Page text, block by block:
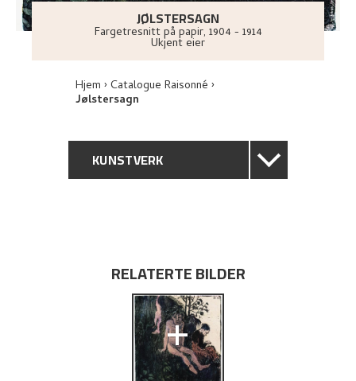
JØLSTERSAGN
Fargetresnitt på papir, 1904 - 1914
Ukjent eier
Hjem Catalogue Raisonné
Jølstersagn
KUNSTVERK
PROVENIENS
UTSTILLINGSHISTORIE
BIBLIOGRAFI
RELATERTE BILDER
+